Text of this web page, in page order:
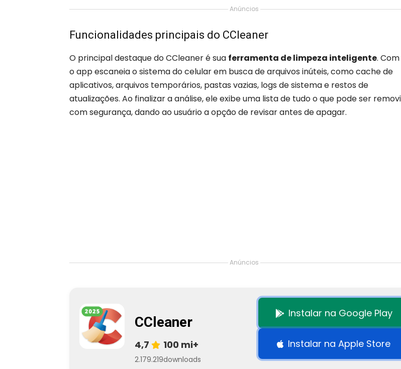
Anúncios
Funcionalidades principais do CCleaner
O principal destaque do CCleaner é sua ferramenta de limpeza inteligente.
o app escaneia o sistema do celular em busca de arquivos inúteis, como cache de
aplicativos, arquivos temporários, pastas vazias, logs de sistema e restos de
atualizações. Ao finalizar a análise, ele exibe uma lista de tudo o que pode ser
com segurança, dando ao usuário a opção de revisar antes de apagar.
Anúncios
CCleaner
4,7
2.179.219
100 mi+
downloads
Instalar na Google Play
Instalar na Apple Store